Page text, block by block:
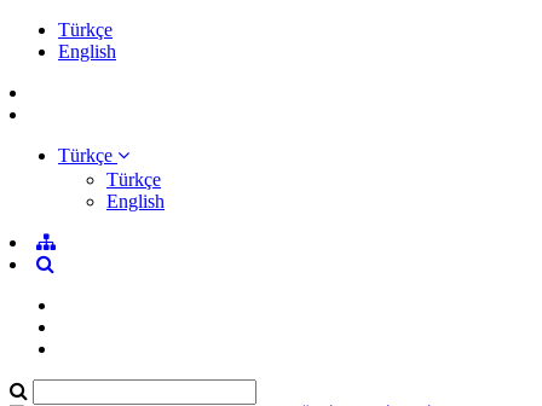
Türkçe
English
Türkçe
Türkçe
English